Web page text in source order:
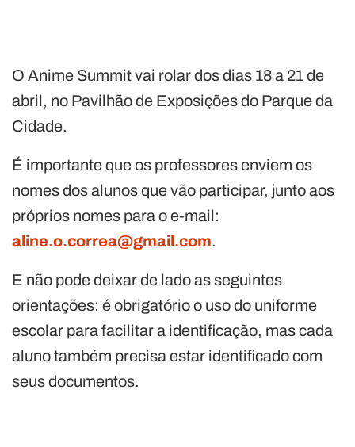
O Anime Summit vai rolar dos dias 18 a 21 de
abril, no Pavilhão de Exposições do Parque da
Cidade.
É importante que os professores enviem os
nomes dos alunos que vão participar, junto aos
próprios nomes para o e-mail:
aline.o.correa@gmail.com.
E não pode deixar de lado as seguintes
orientações: é obrigatório o uso do uniforme
escolar para facilitar a identificação, mas cada
aluno também precisa estar identificado com
seus documentos.